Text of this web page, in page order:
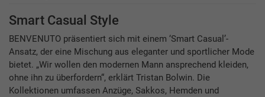
Smart Casual Style
BENVENUTO präsentiert sich mit einem ‘Smart Casual’-
Ansatz, der eine Mischung aus eleganter und sportlicher Mode
bietet. „Wir wollen den modernen Mann ansprechend kleiden,
ohne ihn zu überfordern“, erklärt Tristan Bolwin. Die
Kollektionen umfassen Anzüge, Sakkos, Hemden und